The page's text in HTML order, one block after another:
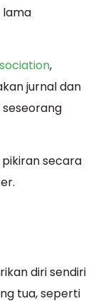
lama
,
jurnal dan
secara
diri sendiri
tua, seperti